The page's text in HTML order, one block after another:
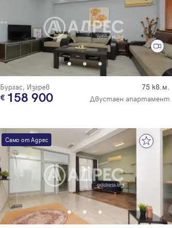
Бургас, Изгрев 75 кв.м.
158 900 Двустаен апартамент
Само от Адрес